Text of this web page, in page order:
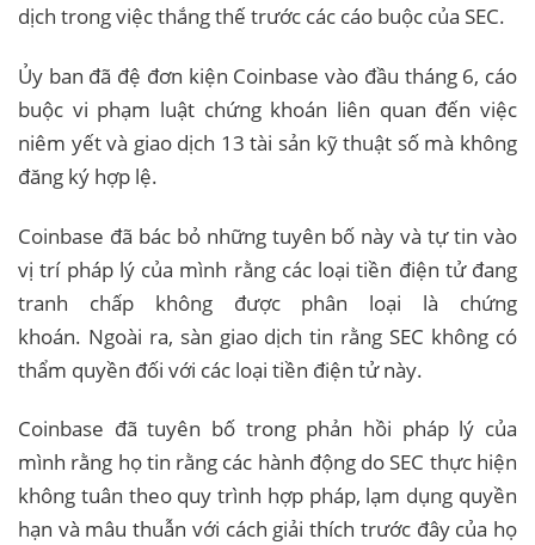
dịch trong việc thắng thế trước các cáo buộc của SEC.
Ủy ban đã đệ đơn kiện Coinbase vào đầu tháng 6, cáo
buộc vi phạm luật chứng khoán liên quan đến việc
niêm yết và giao dịch 13 tài sản kỹ thuật số mà không
đăng ký hợp lệ.
Coinbase đã bác bỏ những tuyên bố này và tự tin vào
vị trí pháp lý của mình rằng các loại tiền điện tử đang
tranh chấp không được phân loại là chứng
khoán. Ngoài ra, sàn giao dịch tin rằng SEC không có
thẩm quyền đối với các loại tiền điện tử này.
Coinbase đã tuyên bố trong phản hồi pháp lý của
mình rằng họ tin rằng các hành động do SEC thực hiện
không tuân theo quy trình hợp pháp, lạm dụng quyền
hạn và mâu thuẫn với cách giải thích trước đây của họ